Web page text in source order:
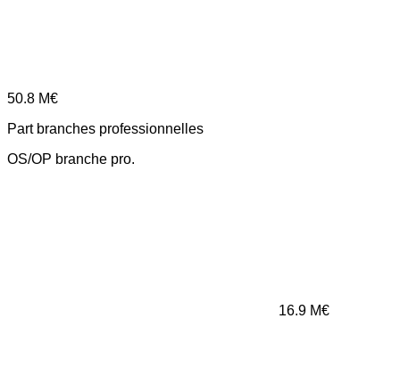
50.8 M€
Part branches professionnelles
OS/OP branche pro.
16.9 M€